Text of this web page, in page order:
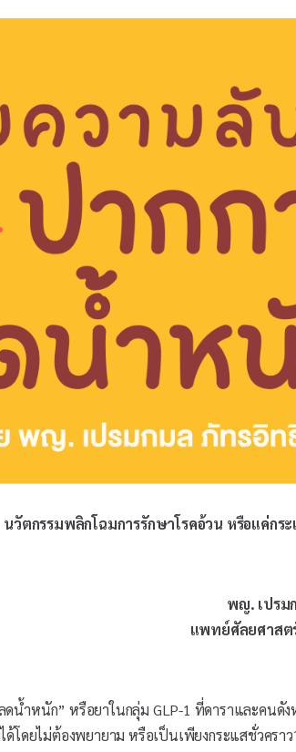
วัตกรรมพลิกโฉมการรักษาโรคอ้วน หรือแค่กร
พญ. เปรม
แพทย์ศัลยศาสต
ำหนัก” หรือยาในกลุ่ม GLP-1 ที่ดาราและคนดัง
โดยไม่ต้องพยายาม หรือเป็นเพียงกระแสชั่วคราว